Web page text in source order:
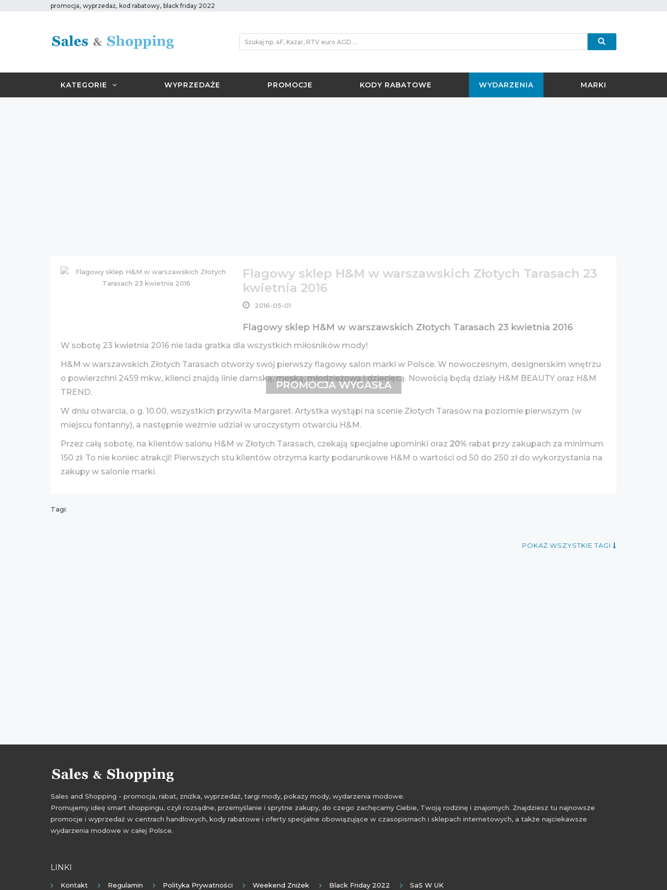
promocja, wyprzedaż, kod rabatowy, black friday 2022
KATEGORIE WYPRZEDAŻE PROMOCJE KODY RABATOWE WYDARZENIA MARKI
Flagowy sklep H&M w warszawskich Złotych Tarasach 23
kwietnia 2016
2016-05-01
Flagowy sklep H&M w warszawskich Złotych Tarasach 23 kwietnia 2016
W sobotę 23 kwietnia 2016 nie lada gratka dla wszystkich miłośników mody!
H&M w warszawskich Złotych Tarasach otworzy swój pierwszy flagowy salon marki w Polsce. W nowoczesnym, designerskim wnętrzu
o powierzchni 2459 mkw., klienci znajdą linie damską, męską, młodzieżową i dziecięcą. Nowością będą działy H&M BEAUTY oraz H&M
TREND.
W dniu otwarcia, o g. 10.00, wszystkich przywita Margaret. Artystka wystąpi na scenie Złotych Tarasów na poziomie pierwszym (w
miejscu fontanny), a następnie weźmie udział w uroczystym otwarciu H&M.
Przez całą sobotę, na klientów salonu H&M w Złotych Tarasach, czekają specjalne upominki oraz 20% rabat przy zakupach za minimum
150 zł. To nie koniec atrakcji! Pierwszych stu klientów otrzyma karty podarunkowe H&M o wartości od 50 do 250 zł do wykorzystania na
zakupy w salonie marki.
PROMOCJA WYGASŁA
Tagi:
POKAŻ WSZYSTKIE TAGI
Sales and Shopping - promocja, rabat, zniżka, wyprzedaż, targi mody, pokazy mody, wydarzenia modowe.
Promujemy ideę smart shoppingu, czyli rozsądne, przemyślanie i sprytne zakupy, do czego zachęcamy Ciebie, Twoją rodzinę i znajomych. Znajdziesz tu najnowsze
promocje i wyprzedaż w centrach handlowych, kody rabatowe i oferty specjalne obowiązujące w czasopismach i sklepach internetowych, a także najciekawsze
wydarzenia modowe w całej Polsce.
LINKI
Kontakt Regulamin Polityka Prywatności Weekend Zniżek Black Friday 2022 SaS W UK